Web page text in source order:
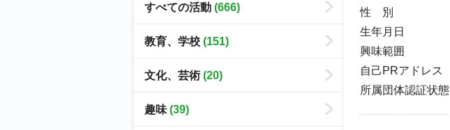
性 別
生年月日
興味範囲
自己PRアドレス
所属団体認証状態
すべての活動 (666)
教育、学校 (151)
文化、芸術 (20)
趣味 (39)